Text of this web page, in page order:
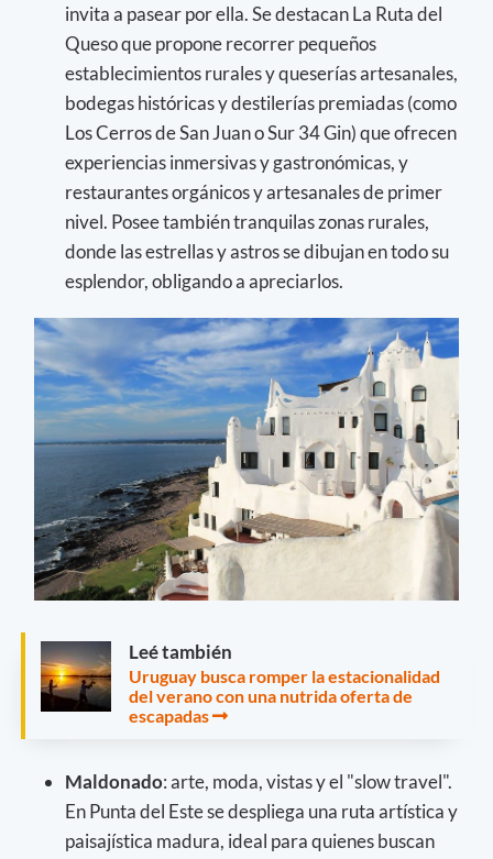
invita a pasear por ella. Se destacan La Ruta del
Queso que propone recorrer pequeños
establecimientos rurales y queserías artesanales,
bodegas históricas y destilerías premiadas (como
Los Cerros de San Juan o Sur 34 Gin) que ofrecen
experiencias inmersivas y gastronómicas, y
restaurantes orgánicos y artesanales de primer
nivel. Posee también tranquilas zonas rurales,
donde las estrellas y astros se dibujan en todo su
esplendor, obligando a apreciarlos.
Leé también
Uruguay busca romper la estacionalidad
del verano con una nutrida oferta de
escapadas
Maldonado: arte, moda, vistas y el "slow travel".
En Punta del Este se despliega una ruta artística y
paisajística madura, ideal para quienes buscan